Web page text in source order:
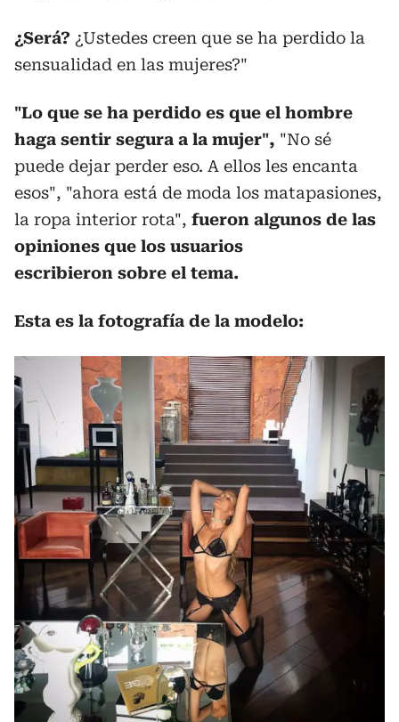
¿Será? ¿Ustedes creen que se ha perdido la
sensualidad en las mujeres?"
"Lo que se ha perdido es que el hombre
haga sentir segura a la mujer", "No sé
puede dejar perder eso. A ellos les encanta
esos", "ahora está de moda los matapasiones,
la ropa interior rota", fueron algunos de las
opiniones que los usuarios
escribieron sobre el tema.
Esta es la fotografía de la modelo: